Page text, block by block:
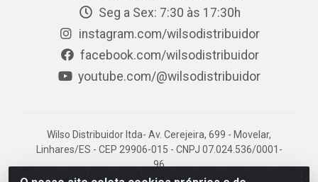
Seg a Sex: 7:30 às 17:30h
instagram.com/wilsodistribuidor
facebook.com/wilsodistribuidor
youtube.com/@wilsodistribuidor
Wilso Distribuidor ltda- Av. Cerejeira, 699 - Movelar,
Linhares/ES - CEP 29906-015 - CNPJ 07.024.536/0001-
96